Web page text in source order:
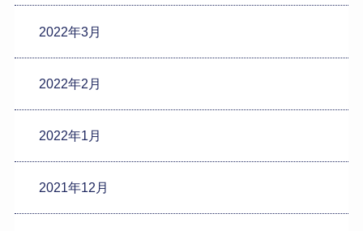
2022年3月
2022年2月
2022年1月
2021年12月